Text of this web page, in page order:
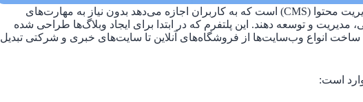
به طور کلی، وردپرس یک سیستم مدیریت محتوا (CMS) است که به کاربران اجازه می‌دهد بدون نیاز به مهارت‌های
و توسعه دهند. این پلتفرم که در ابتدا برای ایجاد وبلاگ‌ها طراحی شده
ساخت انواع وب‌سایت‌ها از فروشگاه‌های آنلاین تا سایت‌های خبری و شرکتی تبدیل
است: